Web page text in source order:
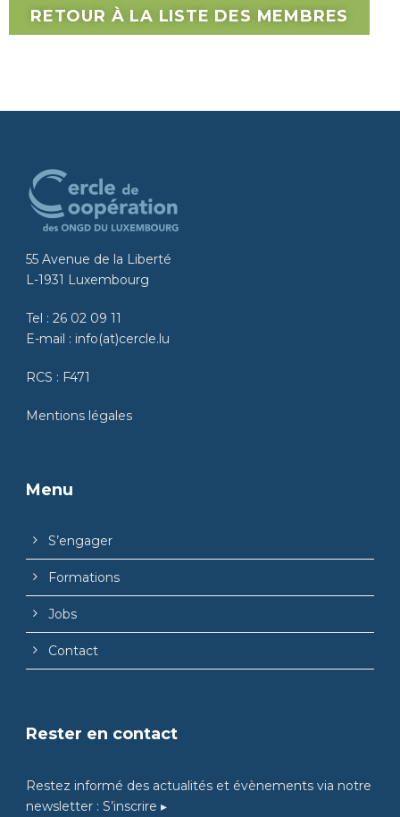
RETOUR À LA LISTE DES MEMBRES
55 Avenue de la Liberté
L-1931 Luxembourg
Tel : 26 02 09 11
E-mail : info(at)cercle.lu
RCS : F471
Mentions légales
Menu
S’engager
Formations
Jobs
Contact
Rester en contact
Restez informé des actualités et évènements via notre
newsletter : S’inscrire ▸